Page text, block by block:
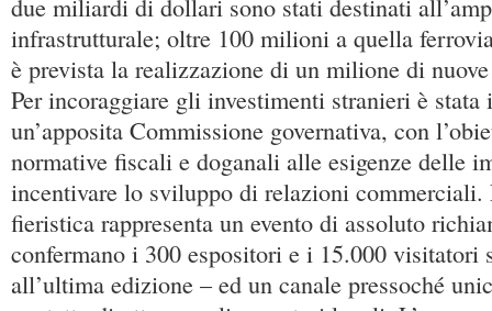
due miliardi di dollari sono stati destinati
infrastrutturale; oltre 100 milioni a quella
è prevista la realizzazione di un milione di
Per incoraggiare gli investimenti stranieri è
un’apposita Commissione governativa, con
normative fiscali e doganali alle esigenze delle
incentivare lo sviluppo di relazioni commerciali.
fieristica rappresenta un evento di assoluto
confermano i 300 espositori e i 15.000 visitatori
all’ultima edizione – ed un canale pressoché